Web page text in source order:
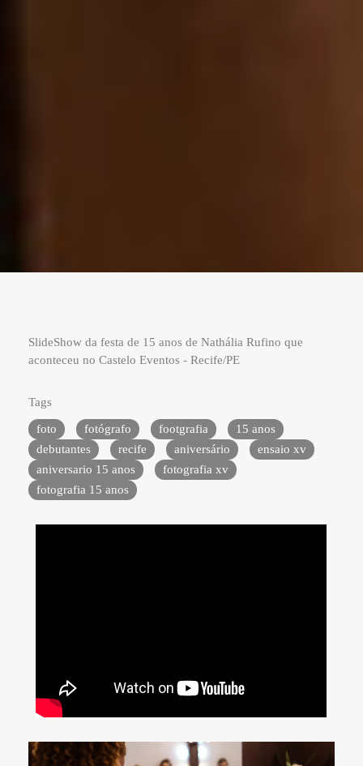
SlideShow da festa de 15 anos de Nathália Rufino que
aconteceu no Castelo Eventos - Recife/PE
Tags
foto fotógrafo footgrafia
15 anos
debutantes
recife aniversário
ensaio xv
aniversario 15 anos
fotografia xv
fotografia 15 anos